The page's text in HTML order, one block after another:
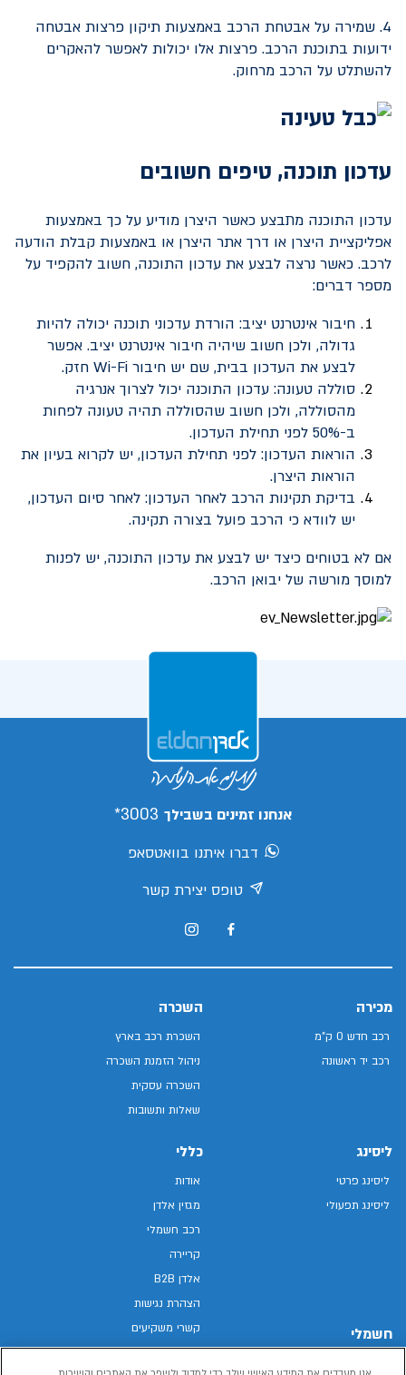
4. שמירה על אבטחת הרכב באמצעות תיקון פרצות אבטחה
ידועות בתוכנת הרכב. פרצות אלו יכולות לאפשר להאקרים
להשתלט על הרכב מרחוק.
עדכון תוכנה, טיפים חשובים
עדכון התוכנה מתבצע כאשר היצרן מודיע על כך באמצעות
אפליקציית היצרן או דרך אתר היצרן או באמצעות קבלת הודעה
לרכב. כאשר נרצה לבצע את עדכון התוכנה, חשוב להקפיד על
מספר דברים:
חיבור אינטרנט יציב: הורדת עדכוני תוכנה יכולה להיות
גדולה, ולכן חשוב שיהיה חיבור אינטרנט יציב. אפשר
לבצע את העדכון בבית, שם יש חיבור Wi-Fi חזק.
סוללה טעונה: עדכון התוכנה יכול לצרוך אנרגיה
מהסוללה, ולכן חשוב שהסוללה תהיה טעונה לפחות
ב-50% לפני תחילת העדכון.
הוראות העדכון: לפני תחילת העדכון, יש לקרוא בעיון את
הוראות היצרן.
בדיקת תקינות הרכב לאחר העדכון: לאחר סיום העדכון,
יש לוודא כי הרכב פועל בצורה תקינה.
אם לא בטוחים כיצד יש לבצע את עדכון התוכנה, יש לפנות
למוסך מורשה של יבואן הרכב.
אנחנו זמינים בשבילך 3003*
דברו איתנו בוואטסאפ
טופס יצירת קשר
מכירה
רכב חדש 0 ק"מ
רכב יד ראשונה
השכרה
השכרת רכב בארץ
ניהול הזמנת השכרה
השכרה עסקית
שאלות ותשובות
ליסינג
ליסינג פרטי
ליסינג תפעולי
חשמלי
כללי
אודות
מגזין אלדן
רכב חשמלי
קריירה
אלדן B2B
הצהרת נגישות
קשרי משקיעים
מפת האתר